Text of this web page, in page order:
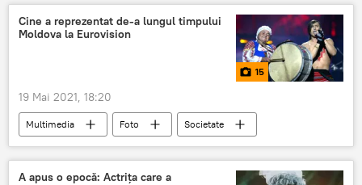
Cine a reprezentat de-a lungul timpului
Moldova la Eurovision
15
19 Mai 2021, 18:20
Multimedia Foto
Societate
eurovision
Eurovizion Moldova
A apus o epocă: Actrița care a